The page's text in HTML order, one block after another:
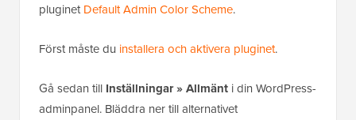
pluginetDefault Admin Color Scheme.
Först måste du installera och aktivera pluginet.
Gå sedan till Inställningar » Allmänt i din WordPress-
adminpanel. Bläddra ner till alternativet